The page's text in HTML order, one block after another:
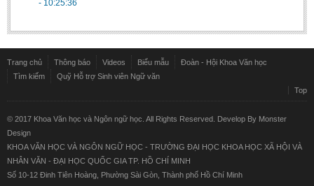
- 10:25:36
Trang chủ Thông báo Videos Biểu mẫu
Đoàn - Hội Khoa Văn học
Tìm kiếm
Quỹ Hỗ trợ Sinh viên Ngữ văn
Top
© 2017 Khoa Văn học và Ngôn ngữ học. All Rights Reserved. Develop By Monster
Design
KHOA VĂN HỌC VÀ NGÔN NGỮ HỌC - TRƯỜNG ĐẠI HỌC KHOA HỌC XÃ HỘI VÀ
NHÂN VĂN - ĐẠI HỌC QUỐC GIA TP. HỒ CHÍ MINH
Số 10-12 Đinh Tiên Hoàng, Phường Sài Gòn, Thành phố Hồ Chí Minh